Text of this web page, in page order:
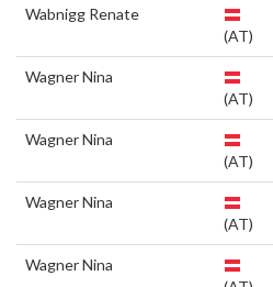
Wabnigg Renate
(AT)
Wagner Nina
(AT)
Wagner Nina
(AT)
Wagner Nina
(AT)
Wagner Nina